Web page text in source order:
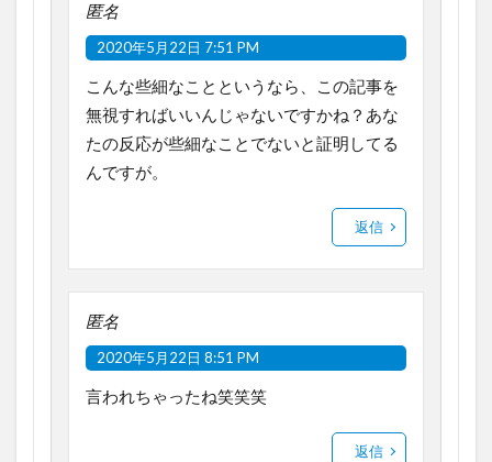
匿名
2020年5月22日 7:51 PM
こんな些細なことというなら、この記事を
無視すればいいんじゃないですかね？あな
たの反応が些細なことでないと証明してる
んですが。
返信
匿名
2020年5月22日 8:51 PM
言われちゃったね笑笑笑
返信